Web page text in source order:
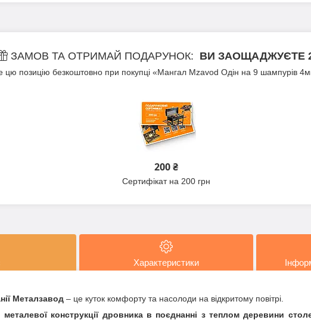
ЗАМОВ ТА ОТРИМАЙ ПОДАРУНОК ВИ ЗАОЩАДЖУЄТЕ
цю позицію безкоштовно при покупці «Мангал Mzavod Одін на 9 шампурів
200 ₴
Сертифікат на 200 грн
Характеристики
Металзавод – це куток комфорту та насолоди на відкритому повітрі.
металевої конструкції дровника в поєднанні з теплом деревини